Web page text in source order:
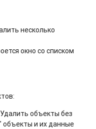
несколько
окно со списком
объекты без
объекты и их данные